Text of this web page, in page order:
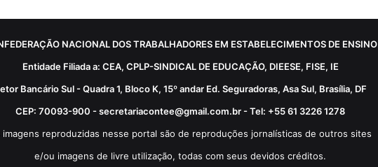
NACIONAL DOS TRABALHADORES EM ESTABELECIMENTOS DE ENSINO
Entidade Filiada a: CEA, CPLP-SINDICAL DE EDUCAÇÃO, DIEESE, FISE, IE
Bancário Sul - Quadra 1, Bloco K, 15º andar Ed. Seguradoras, Asa Sul, Brasília, DF
CEP: 70093-900 - secretariacontee@gmail.com.br - Tel: +55 61 3226 1278
imagens reproduzidas nesse portal são de reproduções jornalísticas de outros sites
e/ou imagens de livre utilização, todas com seus devidos créditos.